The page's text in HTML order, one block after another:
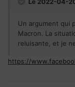
Un argument qui
Macron. La
reluisante, et je
https://